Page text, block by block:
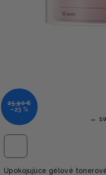
Upokojujúce gélové
25,90 €
–23 %